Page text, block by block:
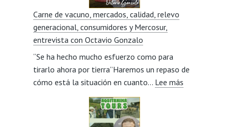
mejorar
la
eficiencia
productiva
de
un
cebadero?,
entrevista
con
Javier
Carne de vacuno, mercados, calidad, relevo
generacional, consumidores y Mercosur,
entrevista con Octavio Gonzalo
“Se ha hecho mucho esfuerzo como para
tirarlo ahora por tierra”Haremos un repaso de
cómo está la situación en cuanto… Lee más: